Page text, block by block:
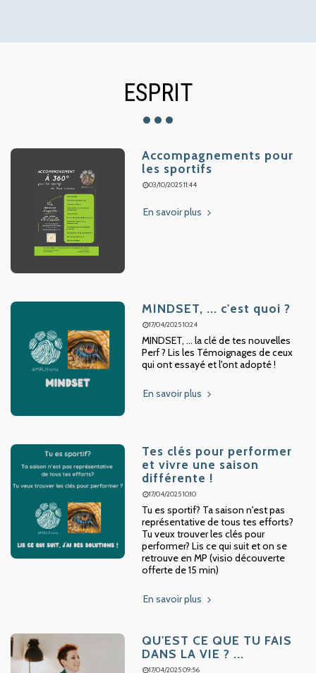
ESPRIT
Accompagnements pour
les sportifs
03/10/2025 11:44
En savoir plus
MINDSET, ... c'est quoi ?
17/04/2025 10:24
MINDSET, ... la clé de tes nouvelles
Perf ? Lis les Témoignages de ceux
qui ont essayé et l'ont adopté !
En savoir plus
Tes clés pour performer
et vivre une saison
différente !
17/04/2025 10:10
Tu es sportif? Ta saison n'est pas
représentative de tous tes efforts?
Tu veux trouver les clés pour
performer? Lis ce qui suit et on se
retrouve en MP (visio découverte
offerte de 15 min)
En savoir plus
QU'EST CE QUE TU FAIS
DANS LA VIE ? ...
17/04/2025 09:56